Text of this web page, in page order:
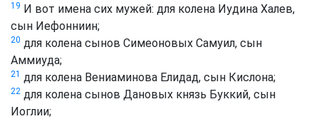
19 И вот имена сих мужей: для колена Иудина Халев,
сын Иефонниин;
20 для колена сынов Симеоновых Самуил, сын
Аммиуда;
21 для колена Вениаминова Елидад, сын Кислона;
22 для колена сынов Дановых князь Буккий, сын
Иоглии;